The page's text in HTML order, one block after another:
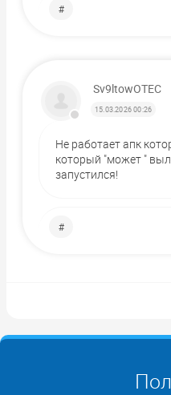
#
Sv9ltowOTEC
15.03.2026 00:26
Не работает апк
который "может "
запустился!
#